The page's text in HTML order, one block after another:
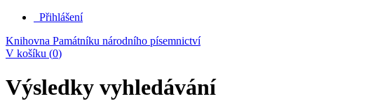
Přihlášení
Knihovna Památníku národního písemnictví
V košíku (0)
Výsledky vyhledávání